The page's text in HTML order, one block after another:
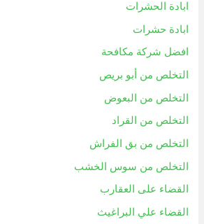
ابادة الحشرات
ابادة حشرات
افضل شركة مكافحة
التخلص من أبو بريص
التخلص من البعوض
التخلص من القراد
التخلص من بق الفراش
التخلص من سوس الخشب
القضاء على العقارب
القضاء علي البراغيث